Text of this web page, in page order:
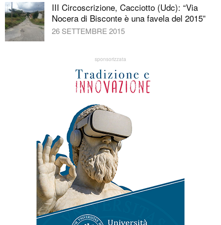
III Circoscrizione, Cacciotto (Udc): “Via
Nocera di Bisconte è una favela del 2015”
26 SETTEMBRE 2015
sponsorizzata